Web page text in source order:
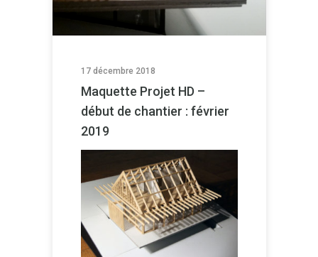
17 décembre 2018
Maquette Projet HD –
début de chantier : février
2019